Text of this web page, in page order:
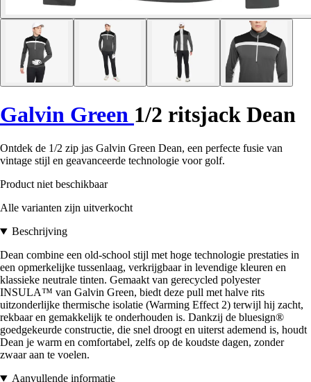
Galvin Green 1/2 ritsjack Dean
Ontdek de 1/2 zip jas Galvin Green Dean, een perfecte fusie van
vintage stijl en geavanceerde technologie voor golf.
Product niet beschikbaar
Alle varianten zijn uitverkocht
Beschrijving
Dean combine een old-school stijl met hoge technologie prestaties in
een opmerkelijke tussenlaag, verkrijgbaar in levendige kleuren en
klassieke neutrale tinten. Gemaakt van gerecycled polyester
INSULA™ van Galvin Green, biedt deze pull met halve rits
uitzonderlijke thermische isolatie (Warming Effect 2) terwijl hij zacht,
rekbaar en gemakkelijk te onderhouden is. Dankzij de bluesign®
goedgekeurde constructie, die snel droogt en uiterst ademend is, houdt
Dean je warm en comfortabel, zelfs op de koudste dagen, zonder
zwaar aan te voelen.
Aanvullende informatie